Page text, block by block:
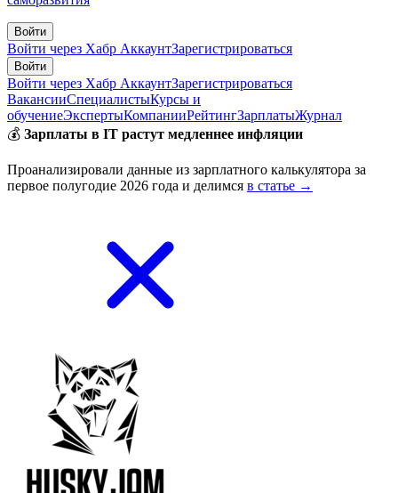
Войти
Войти через Хабр АккаунтЗарегистрироваться
Войти
Войти через Хабр АккаунтЗарегистрироваться
ВакансииСпециалистыКурсы и
обучениеЭкспертыКомпанииРейтингЗарплатыЖурнал
💰 Зарплаты в IT растут медленнее инфляции
Проанализировали данные из зарплатного калькулятора за
первое полугодие 2026 года и делимся в статье →